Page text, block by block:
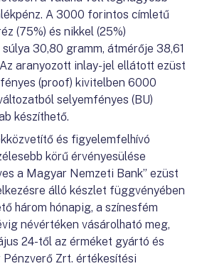
A 3000 forintos címletű
(75%) és nikkel (25%)
30,80 gramm, átmérője 38,61
aranyozott inlay-jel ellátott ezüst
(proof) kivitelben 6000
selyemfényes (BU)
készíthető.
és figyelemfelhívó
körű érvényesülése
a Magyar Nemzeti Bank” ezüst
álló készlet függvényében
három hónapig, a színesfém
névértéken vásárolható meg,
24-től az érméket gyártó és
Zrt. értékesítési